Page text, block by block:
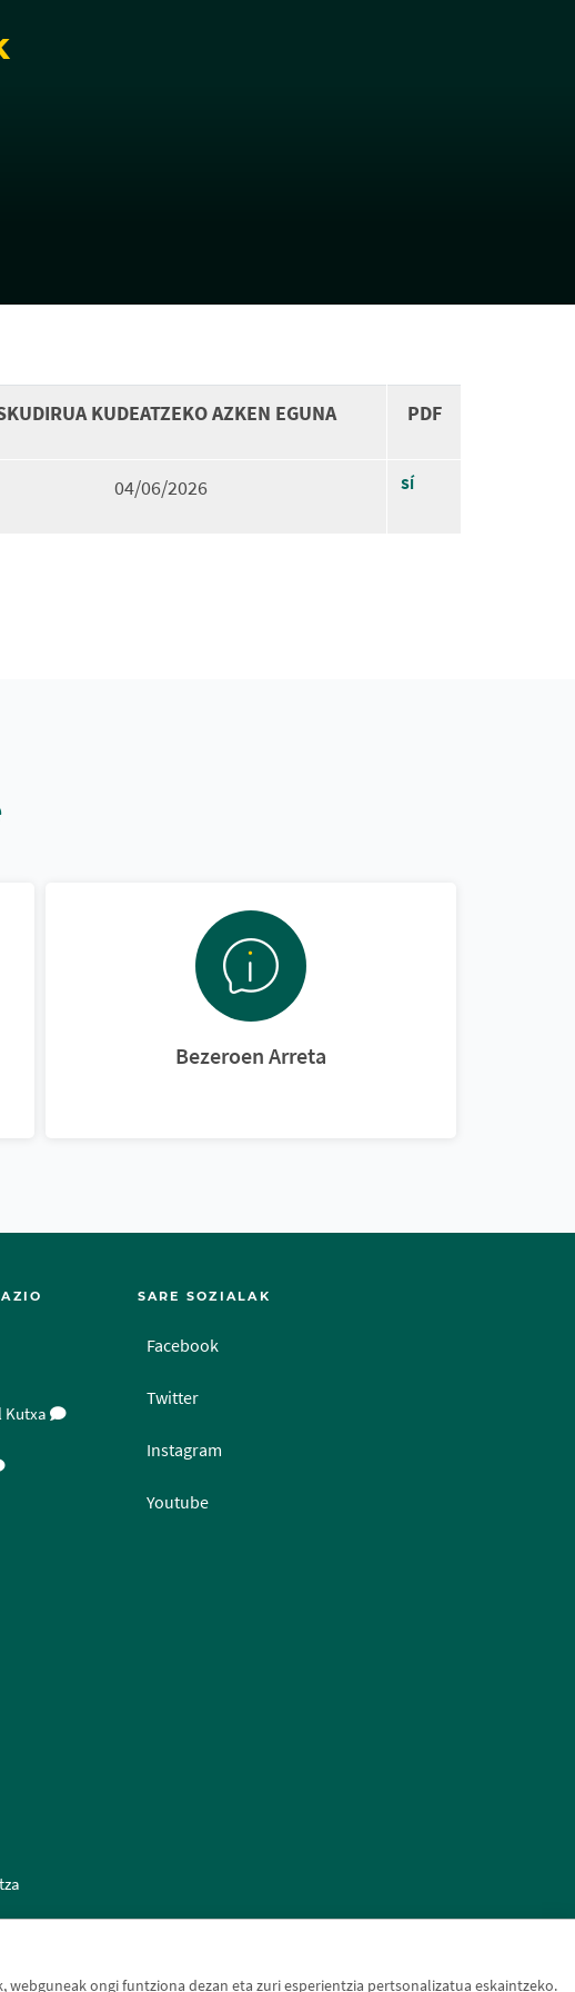
ongi funtziona dezan eta zuri esperientzia pertsonalizatua eskaintzeko.
KUDEATZEKO AZKEN EGUNA PDF
04/06/2026 SÍ
Bezeroen Arreta
Kutxa
SARE SOZIALAK
Facebook
Twitter
Instagram
Youtube